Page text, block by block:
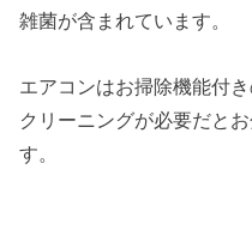
雑菌が含まれています。
エアコンはお掃除機能付
クリーニングが必要だと
す。